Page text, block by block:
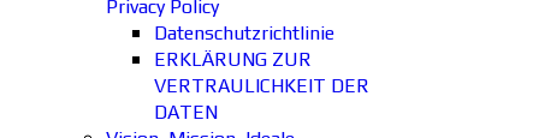
Privacy Policy
Datenschutzrichtlinie
ERKLÄRUNG ZUR
VERTRAULICHKEIT DER
DATEN